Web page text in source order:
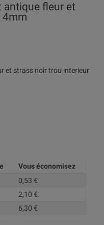
antique fleur et
4mm
et strass noir trou interieur
Vous économisez
0,53 €
2,10 €
6,30 €